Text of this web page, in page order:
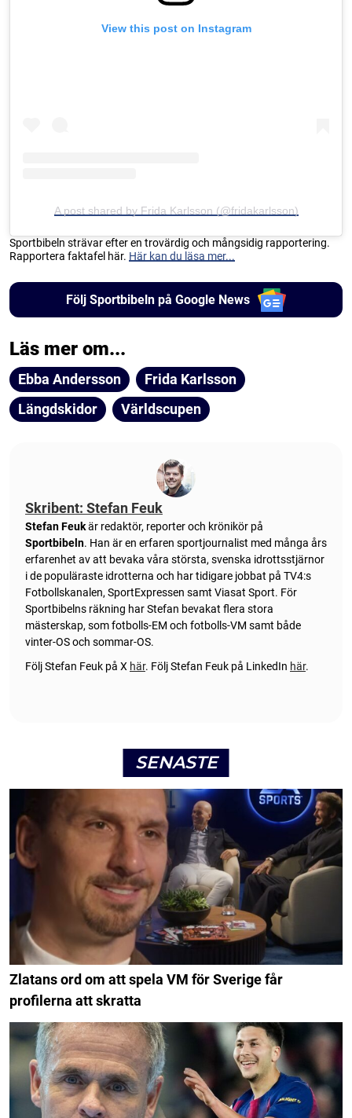
View this post on Instagram
A post shared by Frida Karlsson (@fridakarlsson)
Sportbibeln strävar efter en trovärdig och mångsidig rapportering.
Rapportera faktafel här. Här kan du läsa mer...
Följ Sportbibeln på Google News
Läs mer om...
Ebba Andersson
Frida Karlsson
Längdskidor
Världscupen
Skribent: Stefan Feuk
Stefan Feukär redaktör, reporter och krönikör på
Sportbibeln. Han är en erfaren sportjournalist med många års
erfarenhet av att bevaka våra största, svenska idrottsstjärnor
i de populäraste idrotterna och har tidigare jobbat på TV4:s
Fotbollskanalen, SportExpressen samt Viasat Sport. För
Sportbibelns räkning har Stefan bevakat flera stora
mästerskap, som fotbolls-EM och fotbolls-VM samt både
vinter-OS och sommar-OS.
Följ Stefan Feuk på X här. Följ Stefan Feuk på LinkedIn här.
SENASTE
Zlatans ord om att spela VM för Sverige får
profilerna att skratta